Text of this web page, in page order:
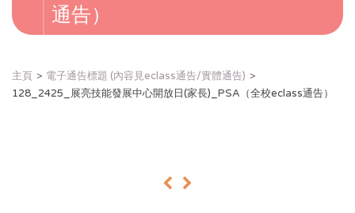
i
通告）
主頁
電子通告標題 (內容見eclass通告/實體通告)
128_2425_展亮技能發展中心開放日(家長)_PSA（全校eclass通告）
« »